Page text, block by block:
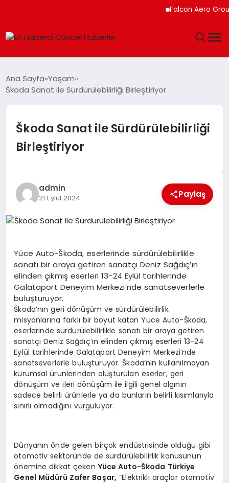
Falcon Aero
SAĞLIK
TEKNOLOJI
DÜNYA
EĞITIM
SIYASET
Ana Sayfa Yaşam
Škoda Sanat ile Sürdürülebilirliği Birleştiriyor
Škoda Sanat ile Sürdürülebilirliği
Birleştiriyor
admin
21 Eylül 2024 Paylaş
Yüce Auto-Škoda, eserlerinde sürdürülebilirlikle
sanatı bir araya getiren sanatçı Deniz Sağdıç’ın
elinden çıkmış eserleri 13-24 Eylül tarihlerinde
Galataport Deneyim Merkezi’nde sanatseverlerle
buluşturuyor.
Škoda’nın geri dönüşüm ve sürdürülebilirlik
misyonlarına farklı bir boyut katan Yüce Auto-Škoda,
eserlerinde sürdürülebilirlikle sanatı bir araya getiren
sanatçı Deniz Sağdıç’ın elinden çıkmış eserleri 13-24
Eylül tarihlerinde Galataport Deneyim Merkezi’nde
sanatseverlerle buluşturuyor. Škoda’nın kullanılmayan
kurumsal ürünlerinden oluşturulan eserler, geri
dönüşüm ve ileri dönüşüm ile ilgili genel algının
sadece belirli ürünlerle ya da bunların belirli kısımlarıyla
sınırlı olmadığını vurguluyor.
Dünyanın önde gelen birçok endüstrisinde olduğu gibi
otomotiv sektöründe de sürdürülebilirlik konusunun
önemine dikkat çeken Yüce Auto-Škoda Türkiye
Genel Müdürü Zafer Başar, “Elektrikli araçlar otomotiv